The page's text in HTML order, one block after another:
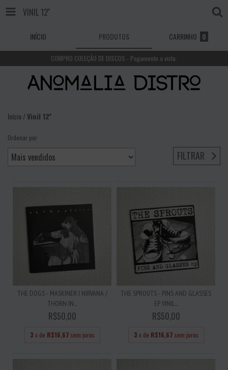
VINIL 12''
INÍCIO PRODUTOS CARRINHO 0
COMPRO COLEÇÃO DE DISCOS - Pagamento a vista.
Início /Vinil 12''
Ordenar por
FILTRAR
THE DOGS - MASKINER I NIRVANA /
THORN IN...
R$50,00
3 x de R$16,67 sem juros
THE SPROUTS - PINS AND GLASSES
EP VINIL...
R$50,00
3 x de R$16,67 sem juros